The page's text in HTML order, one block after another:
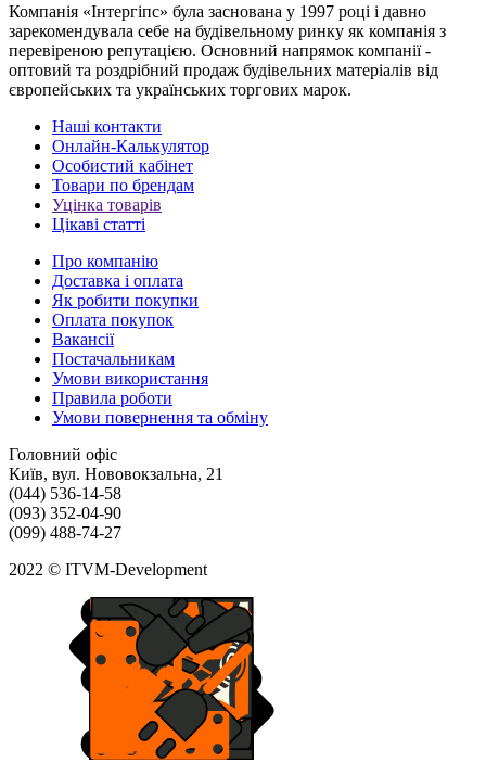
Компанія «Інтергіпс» була заснована у 1997 році і давно
зарекомендувала себе на будівельному ринку як компанія з
перевіреною репутацією. Основний напрямок компанії -
оптовий та роздрібний продаж будівельних матеріалів від
європейських та українських торгових марок.
Наші контакти
Онлайн-Калькулятор
Особистий кабінет
Товари по брендам
Уцінка товарів
Цікаві статті
Про компанію
Доставка і оплата
Як робити покупки
Оплата покупок
Вакансії
Постачальникам
Умови використання
Правила роботи
Умови повернення та обміну
Головний офіс
Київ, вул. Нововокзальна, 21
(044) 536-14-58
(093) 352-04-90
(099) 488-74-27
2022 © ITVM-Development